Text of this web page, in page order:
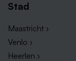
Stad
Maastricht ›
Venlo ›
Heerlen ›